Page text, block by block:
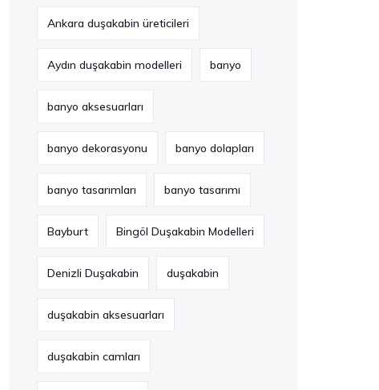
Ankara duşakabin üreticileri
Aydın duşakabin modelleri banyo
banyo aksesuarları
banyo dekorasyonu banyo dolapları
banyo tasarımları banyo tasarımı
Bayburt Bingöl Duşakabin Modelleri
Denizli Duşakabin duşakabin
duşakabin aksesuarları
duşakabin camları